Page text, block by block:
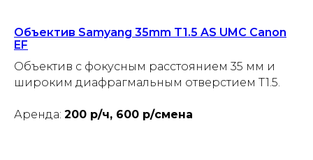
Объектив Samyang 35mm T1.5 AS UMC Canon
EF
Объектив с фокусным расстоянием 35 мм и
широким диафрагмальным отверстием T1.5.
Аренда: 200 р/ч, 600 р/смена